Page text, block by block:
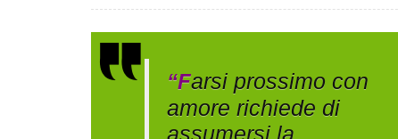
“Farsi prossimo con
amore richiede di
assumersi la